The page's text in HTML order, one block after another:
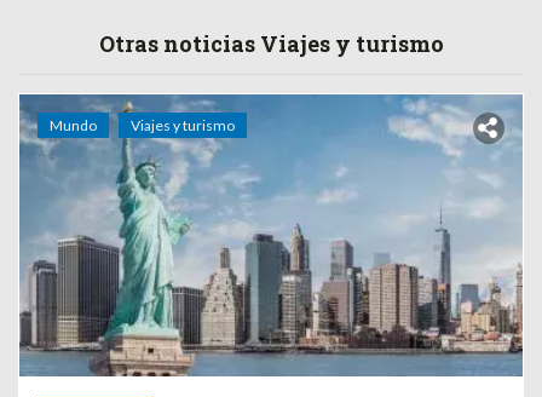
Otras noticias Viajes y turismo
Mundo Viajes y turismo